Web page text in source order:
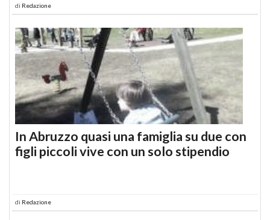
di Redazione
In Abruzzo quasi una famiglia su due con
figli piccoli vive con un solo stipendio
di Redazione